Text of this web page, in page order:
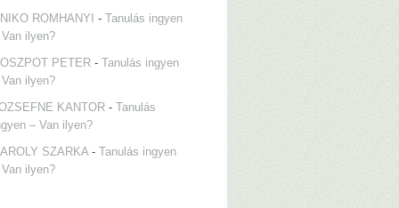
ROMHANYI - Tanulás ingyen
ilyen?
PETER - Tanulás ingyen
ilyen?
KANTOR - Tanulás
– Van ilyen?
SZARKA- Tanulás ingyen
ilyen?